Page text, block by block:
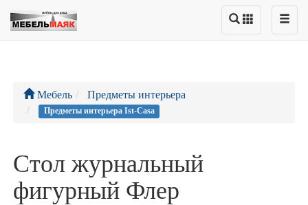
Мебель Предметы интерьера
Предметы интерьера Ist-Casa
Стол журнальный
фигурный Флер